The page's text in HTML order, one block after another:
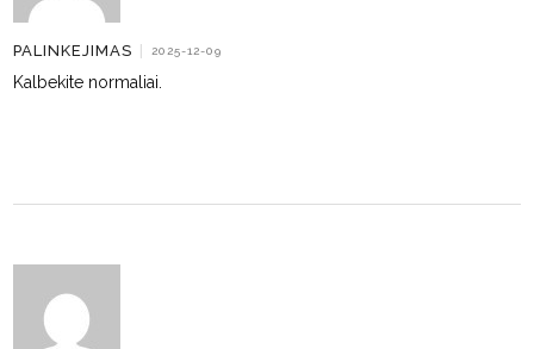
PALINKEJIMAS | 2025-12-09
Kalbekite normaliai.